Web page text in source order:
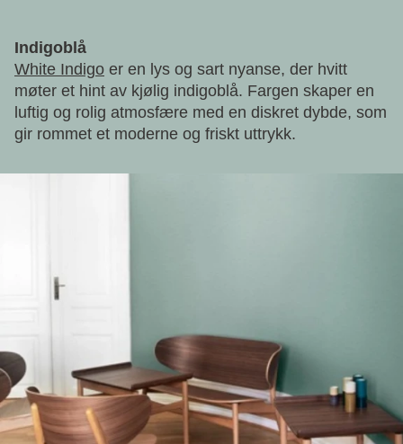
Indigoblå
White Indigo er en lys og sart nyanse, der hvitt
møter et hint av kjølig indigoblå. Fargen skaper en
luftig og rolig atmosfære med en diskret dybde, som
gir rommet et moderne og friskt uttrykk.